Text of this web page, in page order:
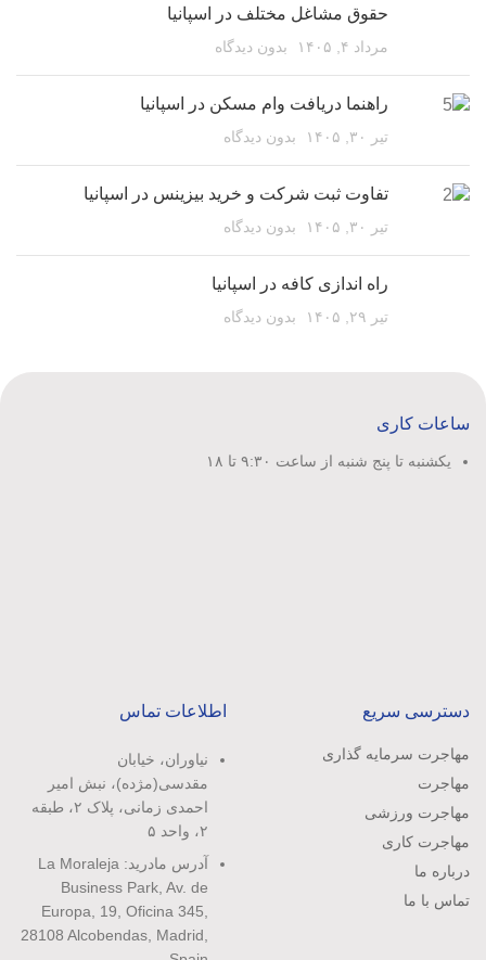
حقوق مشاغل مختلف در اسپانیا
مرداد ۴, ۱۴۰۵ بدون دیدگاه
راهنما دریافت وام مسکن در اسپانیا
تیر ۳۰, ۱۴۰۵ بدون دیدگاه
تفاوت ثبت شرکت و خرید بیزینس در اسپانیا
تیر ۳۰, ۱۴۰۵ بدون دیدگاه
راه اندازی کافه در اسپانیا
تیر ۲۹, ۱۴۰۵ بدون دیدگاه
ساعات کاری
یکشنبه تا پنج شنبه از ساعت ۹:۳۰ تا ۱۸
اطلاعات تماس
نیاوران، خیابان
مقدسی(مژده)، نبش امیر
احمدی زمانی، پلاک ۲، طبقه
۲، واحد ۵
آدرس مادرید: La Moraleja
Business Park, Av. de
Europa, 19, Oficina 345,
28108 Alcobendas, Madrid,
دسترسی سریع
مهاجرت سرمایه گذاری
مهاجرت
مهاجرت ورزشی
مهاجرت کاری
درباره ما
تماس با ما